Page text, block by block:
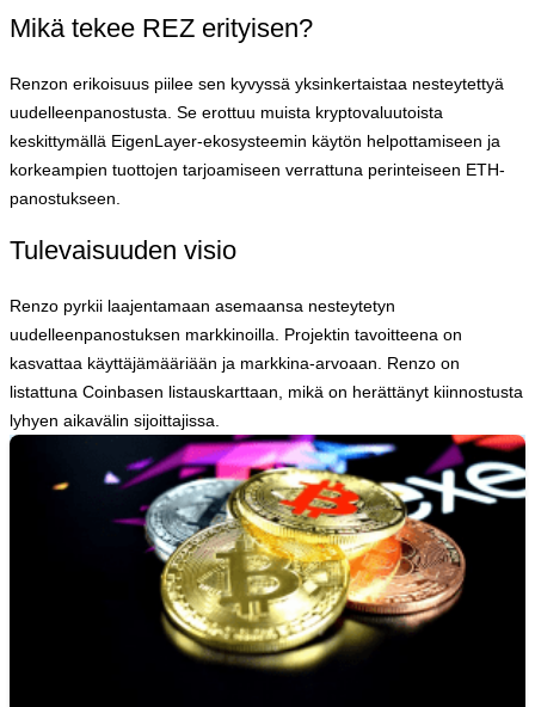
Mikä tekee REZ erityisen?
Renzon erikoisuus piilee sen kyvyssä yksinkertaistaa nesteytettyä
uudelleenpanostusta. Se erottuu muista kryptovaluutoista
keskittymällä EigenLayer-ekosysteemin käytön helpottamiseen ja
korkeampien tuottojen tarjoamiseen verrattuna perinteiseen ETH-
panostukseen.
Tulevaisuuden visio
Renzo pyrkii laajentamaan asemaansa nesteytetyn
uudelleenpanostuksen markkinoilla. Projektin tavoitteena on
kasvattaa käyttäjämääriään ja markkina-arvoaan. Renzo on
listattuna Coinbasen listauskarttaan, mikä on herättänyt kiinnostusta
lyhyen aikavälin sijoittajissa.